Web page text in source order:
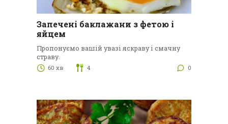
Запечені баклажани з фетою і
яйцем
Пропонуємо вашій увазі яскраву і смачну
страву.
60 хв 4 0